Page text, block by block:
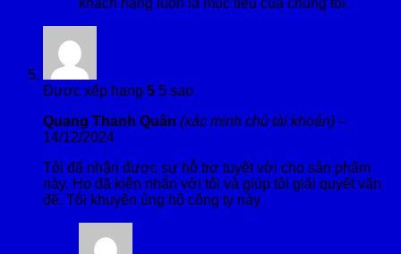
Được xếp hạng 5 5 sao
Quang Thanh Quân (xác minh chủ tài khoản) –
14/12/2024
Tôi đã nhận được sự hỗ trợ tuyệt vời cho sản phẩm
này. Họ đã kiên nhẫn với tôi và giúp tôi giải quyết vấn
đề. Tôi khuyên ủng hộ công ty này